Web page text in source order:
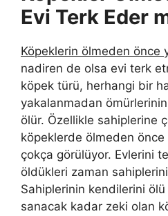
Evi Terk Eder
Köpeklerin ölmeden önce
nadiren de olsa evi terk
köpek türü, herhangi bir
yakalanmadan
ölür. Özellikle sahiplerine
köpeklerde ölmeden
çokça görülüyor. Evlerini
öldükleri zaman
Sahiplerinin kendilerini
sanacak kadar zeki olan